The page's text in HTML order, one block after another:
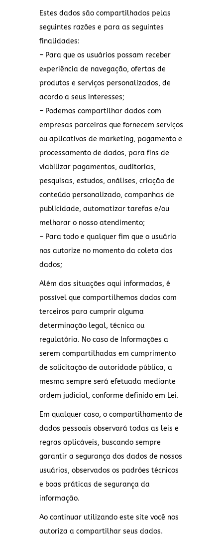
Estes dados são compartilhados pelas
seguintes razões e para as seguintes
finalidades:
– Para que os usuários possam receber
experiência de navegação, ofertas de
produtos e serviços personalizados, de
acordo a seus interesses;
– Podemos compartilhar dados com
empresas parceiras que fornecem serviços
ou aplicativos de marketing, pagamento e
processamento de dados, para fins de
viabilizar pagamentos, auditorias,
pesquisas, estudos, análises, criação de
conteúdo personalizado, campanhas de
publicidade, automatizar tarefas e/ou
melhorar o nosso atendimento;
– Para todo e qualquer fim que o usuário
nos autorize no momento da coleta dos
dados;
Além das situações aqui informadas, é
possível que compartilhemos dados com
terceiros para cumprir alguma
determinação legal, técnica ou
regulatória. No caso de Informações a
serem compartilhadas em cumprimento
de solicitação de autoridade pública, a
mesma sempre será efetuada mediante
ordem judicial, conforme definido em Lei.
Em qualquer caso, o compartilhamento de
dados pessoais observará todas as leis e
regras aplicáveis, buscando sempre
garantir a segurança dos dados de nossos
usuários, observados os padrões técnicos
e boas práticas de segurança da
informação.
Ao continuar utilizando este site você nos
autoriza a compartilhar seus dados.